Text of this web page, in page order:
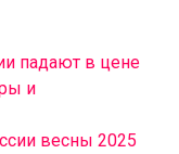
падают в цене
и
весны 2025